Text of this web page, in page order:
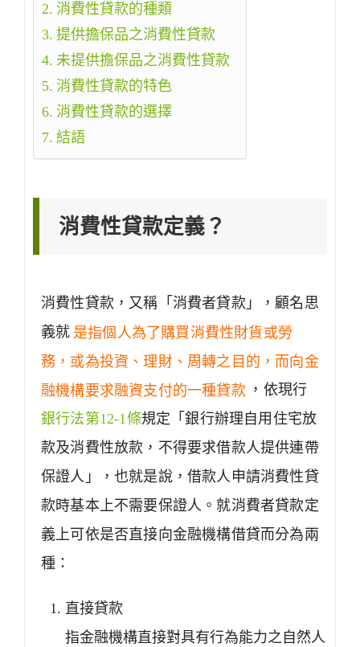
消費性貸款的種類
提供擔保品之消費性貸款
未提供擔保品之消費性貸款
消費性貸款的特色
消費性貸款的選擇
結語
消費性貸款定義？
消費性貸款，又稱「消費者貸款」，顧名思
義就 是指個人為了購買消費性財貨或勞
務，或為投資、理財、周轉之目的，而向金
融機構要求融資支付的一種貸款 ，依現行
銀行法第12-1條規定「銀行辦理自用住宅放
款及消費性放款，不得要求借款人提供連帶
保證人」，也就是說，借款人申請消費性貸
款時基本上不需要保證人。就消費者貸款定
義上可依是否直接向金融機構借貸而分為兩
種：
直接貸款
指金融機構直接對具有行為能力之自然人